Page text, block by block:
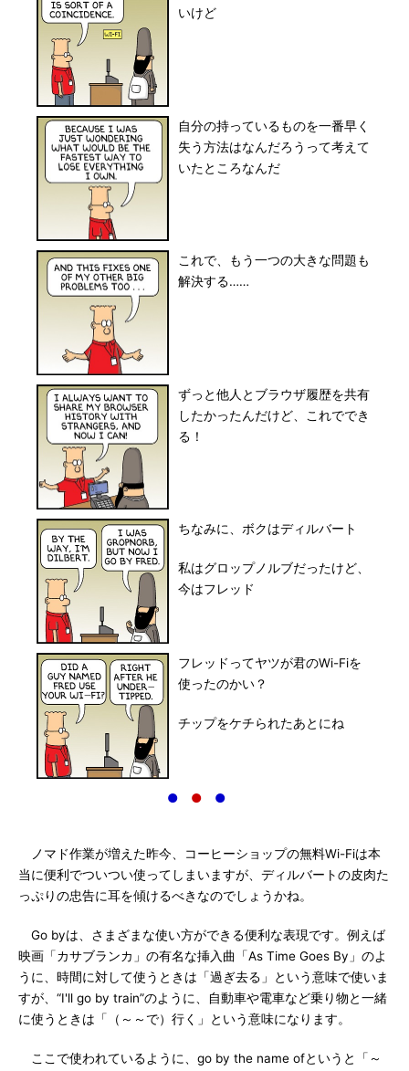
いけど
自分の持っているものを一番早く
失う方法はなんだろうって考えて
いたところなんだ
これで、もう一つの大きな問題も
解決する……
ずっと他人とブラウザ履歴を共有
したかったんだけど、これででき
る！
ちなみに、ボクはディルバート
私はグロップノルブだったけど、
今はフレッド
フレッドってヤツが君のWi-Fiを
使ったのかい？
チップをケチられたあとにね
● ● ●
ノマド作業が増えた昨今、コーヒーショップの無料Wi-Fiは本
当に便利でついつい使ってしまいますが、ディルバートの皮肉た
っぷりの忠告に耳を傾けるべきなのでしょうかね。
Go byは、さまざまな使い方ができる便利な表現です。例えば
映画「カサブランカ」の有名な挿入曲「As Time Goes By」のよ
うに、時間に対して使うときは「過ぎ去る」という意味で使いま
すが、“I'll go by train”のように、自動車や電車など乗り物と一緒
に使うときは「（～～で）行く」という意味になります。
ここで使われているように、go by the name ofというと「～